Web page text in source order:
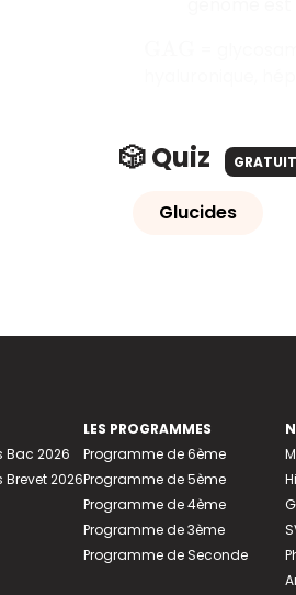
🎲 Quiz GRATUIT
Glucides
Bac 2026
2026
LES PROGRAMMES
Programme de 6ème
Programme de 5ème
Programme de 4ème
Programme de 3ème
Programme de Seconde